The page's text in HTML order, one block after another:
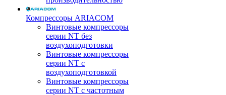
Компрессоры ARIACOM
Винтовые компрессоры
серии NT без
воздухоподготовки
Винтовые компрессоры
серии NT c
воздухоподготовкой
Винтовые компрессоры
серии NT с частотным